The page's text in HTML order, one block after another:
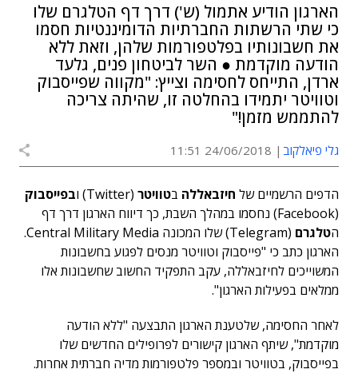
הארגון הודיע אתמול (ש') דרך דף הטלגרם שלו
כי שתי הרשתות החברתיות הדומיננטיות חסמו
את חשבונותיו בפלטפורמות שלהן, וזאת ללא
הודעה מוקדמת ● השר לביטחון פנים, גלעד
ארדן, התייחס לחסימה וצייץ: "מקווה שפייסבוק
וטוויטר יתמידו בהחלטה זו, שהיתה צריכה
להתממש מזמן!"
גלי פיאלקוב 24/06/2018 11:51
הדפים הרשמיים של חיזבאללה בטוויטר (Twitter) ו
בפייסבוק
(Facebook) נחסמו במהלך השבת, כך דיווח הארגון דרך דף
הטלגרם
(Telegram) שלו המכונה Central Military Media.
הארגון כתב כי "פייסבוק וטוויטר מנסים לפגוע בחשבונות
המשוייכים לחיזבאללה, עקב התפקיד החשוב שחשבונות אלו
ממלאים בפעילות הארגון".
לאחר החסימה, שלטענת הארגון התבצעה "ללא הודעה
מוקדמת", שיתף הארגון קישורים לפרופילים החדשים שלו
בפייסבוק, בטוויטר ובמספר פלטפורמות מדיה חברתית אחרות.